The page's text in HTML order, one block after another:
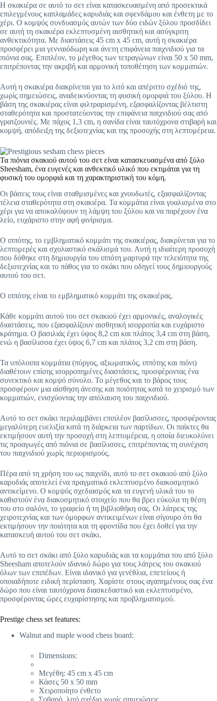
Η σκακιέρα σε αυτό το σετ είναι κατασκευασμένη από προσεκτικά
επιλεγμένους καπλαμάδες καρυδιάς και σφενδάμου και ένθετη με το
χέρι. Ο κομψός συνδυασμός αυτών των δύο ειδών ξύλου προσδίδει
σε αυτή τη σκακιέρα εκλεπτυσμένη αισθητική και ασύγκριτη
ανθεκτικότητα. Με διαστάσεις 45 cm x 45 cm, αυτή η σκακιέρα
προσφέρει μια γενναιόδωρη και άνετη επιφάνεια παιχνιδιού για τα
πιόνια σας. Επιπλέον, το μέγεθος των τετραγώνων είναι 50 x 50 mm,
επιτρέποντας την ακριβή και αρμονική τοποθέτηση των κομματιών.
Αυτή η σκακιέρα διακρίνεται για το λιτό και απέριττο σχέδιό της,
χωρίς σημειώσεις, αναδεικνύοντας τη φυσική ομορφιά του ξύλου. Η
βάση της σκακιέρας είναι φιλτραρισμένη, εξασφαλίζοντας βέλτιστη
σταθερότητα και προστατεύοντας την επιφάνεια παιχνιδιού σας από
γρατζουνιές. Με πάχος 1,3 cm, η σανίδα είναι ταυτόχρονα στιβαρή και
κομψή, απόδειξη της δεξιοτεχνίας και της προσοχής στη λεπτομέρεια.
Τα πιόνια σκακιού αυτού του σετ είναι κατασκευασμένα από ξύλο
Sheesham, ένα ευγενές και ανθεκτικό υλικό που εκτιμάται για τη
φυσική του ομορφιά και τη χαρακτηριστική του κόμη.
Οι βάσεις τους είναι σταθμισμένες και χνουδωτές, εξασφαλίζοντας
τέλεια σταθερότητα στη σκακιέρα. Τα κομμάτια είναι γυαλισμένα στο
χέρι για να αποκαλύψουν τη λάμψη του ξύλου και να παρέχουν ένα
λείο, ευχάριστο στην αφή φινίρισμα.
Ο ιππότης, το εμβληματικό κομμάτι της σκακιέρας, διακρίνεται για το
λεπτομερές και σχολαστικό σκάλισμά του. Αυτή η ιδιαίτερη προσοχή
που δόθηκε στη δημιουργία του ιππότη μαρτυρά την τελειότητα της
δεξιοτεχνίας και το πάθος για το σκάκι που οδηγεί τους δημιουργούς
αυτού του σετ.
Ο ιππότης είναι το εμβληματικό κομμάτι της σκακιέρας.
Κάθε κομμάτι αυτού του σετ σκακιού έχει αρμονικές, αναλογικές
διαστάσεις, που εξασφαλίζουν αισθητική ισορροπία και ευχάριστο
κράτημα. Ο βασιλιάς έχει ύψος 8,2 cm και πλάτος 3,4 cm στη βάση,
ενώ η βασίλισσα έχει ύψος 6,7 cm και πλάτος 3,2 cm στη βάση.
Τα υπόλοιπα κομμάτια (πύργος, αξιωματικός, ιππότης και πιόνι)
διαθέτουν επίσης ισορροπημένες διαστάσεις, προσφέροντας ένα
συνεκτικό και κομψό σύνολο. Το μέγεθος και το βάρος τους
προσφέρουν μια αίσθηση άνεσης και ποιότητας κατά το χειρισμό των
κομματιών, ενισχύοντας την απόλαυση του παιχνιδιού.
Αυτό το σετ σκάκι περιλαμβάνει επιπλέον βασίλισσες, προσφέροντας
μεγαλύτερη ευελιξία κατά τη διάρκεια των παρτίδων. Οι παίκτες θα
εκτιμήσουν αυτή την προσοχή στη λεπτομέρεια, η οποία διευκολύνει
τις προαγωγές από πιόνια σε βασίλισσες, επιτρέποντας τη συνέχιση
του παιχνιδιού χωρίς περιορισμούς.
Πέρα από τη χρήση του ως παιχνίδι, αυτό το σετ σκακιού από ξύλο
καρυδιάς αποτελεί ένα πραγματικά εκλεπτυσμένο διακοσμητικό
αντικείμενο. Ο κομψός σχεδιασμός και τα ευγενή υλικά του το
καθιστούν ένα διακοσμητικό στοιχείο που θα βρει εύκολα τη θέση
του στο σαλόνι, το γραφείο ή τη βιβλιοθήκη σας. Οι λάτρεις της
χειροτεχνίας και των όμορφων αντικειμένων είναι σίγουρο ότι θα
εκτιμήσουν την ποιότητα και τη φροντίδα που έχει δοθεί για την
κατασκευή αυτού του σετ σκάκι.
Αυτό το σετ σκάκι από ξύλο καρυδιάς και τα κομμάτια του από ξύλο
Sheesham αποτελούν ιδανικό δώρο για τους λάτρεις του σκακιού
όλων των επιπέδων. Είναι ιδανικό για γενέθλια, επετείους ή
οποιαδήποτε ειδική περίσταση. Χαρίστε στους αγαπημένους σας ένα
δώρο που είναι ταυτόχρονα διασκεδαστικό και εκλεπτυσμένο,
προσφέροντας ώρες ευχαρίστησης και προβληματισμού.
Prestige chess set features:
Walnut and maple wood chess board:
Dimensions:
Μεγέθη: 45 cm x 45 cm
Κάσες 50 x 50 mm
Χειροποίητο ένθετο
Σοβαρό, λιτό σχέδιο χωρίς σημειώσεις